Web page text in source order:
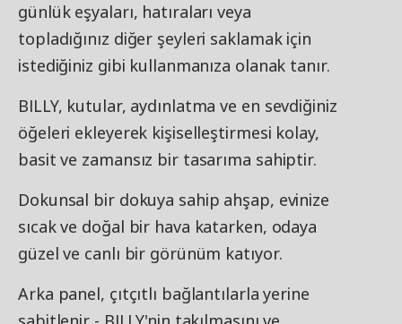
günlük eşyaları, hatıraları veya
topladığınız diğer şeyleri saklamak için
istediğiniz gibi kullanmanıza olanak tanır.​
BILLY, kutular, aydınlatma ve en sevdiğiniz
öğeleri ekleyerek kişiselleştirmesi kolay,
basit ve zamansız bir tasarıma sahiptir.
Dokunsal bir dokuya sahip ahşap, evinize
sıcak ve doğal bir hava katarken, odaya
güzel ve canlı bir görünüm katıyor.
Arka panel, çıtçıtlı bağlantılarla yerine